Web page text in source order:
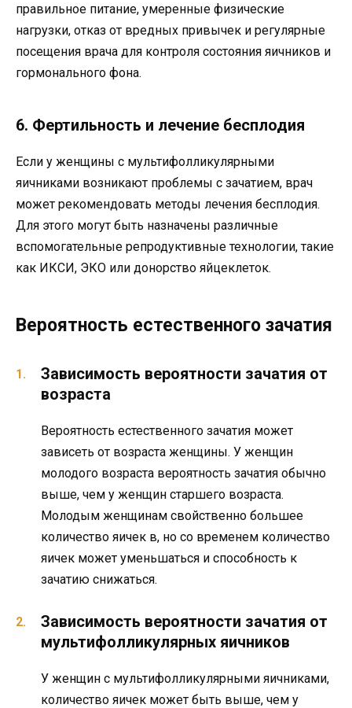
правильное питание, умеренные физические
нагрузки, отказ от вредных привычек и регулярные
посещения врача для контроля состояния яичников и
гормонального фона.
6. Фертильность и лечение бесплодия
Если у женщины с мультифолликулярными
яичниками возникают проблемы с зачатием, врач
может рекомендовать методы лечения бесплодия.
Для этого могут быть назначены различные
вспомогательные репродуктивные технологии, такие
как ИКСИ, ЭКО или донорство яйцеклеток.
Вероятность естественного зачатия
Зависимость вероятности зачатия от
возраста
Вероятность естественного зачатия может
зависеть от возраста женщины. У женщин
молодого возраста вероятность зачатия обычно
выше, чем у женщин старшего возраста.
Молодым женщинам свойственно большее
количество яичек в, но со временем количество
яичек может уменьшаться и способность к
зачатию снижаться.
Зависимость вероятности зачатия от
мультифолликулярных яичников
У женщин с мультифолликулярными яичниками,
количество яичек может быть выше, чем у